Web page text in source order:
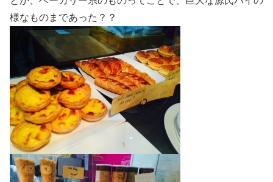
様なものまであった？？